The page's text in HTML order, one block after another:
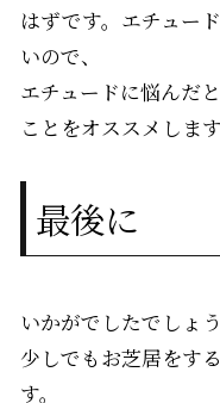
はずです。エチュー
いので、
エチュードに悩んだ
ことをオススメします
最後に
いかがでしたでしょ
少しでもお芝居をす
す。